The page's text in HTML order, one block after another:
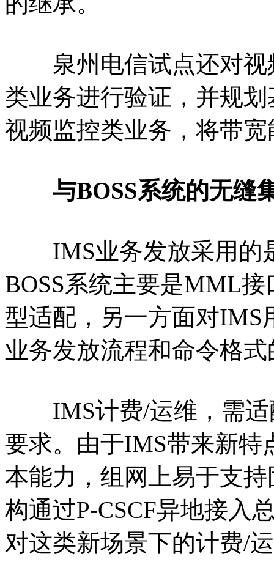
泉州电信试点还对视
类业务进行验证，并规
视频监控类业务，将带
与BOSS系统的无缝
IMS业务发放采用的
BOSS系统主要是MML
型适配，另一方面对IMS
业务发放流程和命令格
IMS计费/运维，需适
要求。由于IMS带来新特
本能力，组网上易于支
构通过P-CSCF异地接入
对这类新场景下的计费/